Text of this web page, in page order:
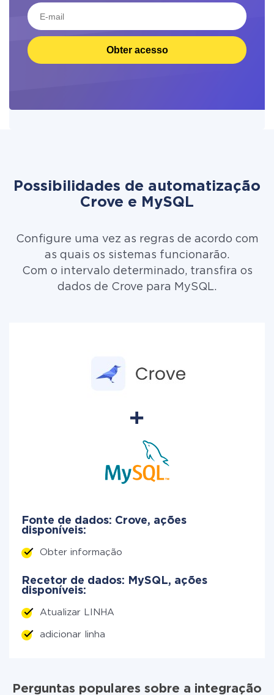
Obter acesso
Possibilidades de automatização
Crove e MySQL
Configure uma vez as regras de acordo com
as quais os sistemas funcionarão.
Com o intervalo determinado, transfira os
dados de Crove para MySQL.
Fonte de dados: Crove, ações
disponíveis:
Obter informação
Recetor de dados: MySQL, ações
disponíveis:
Atualizar LINHA
adicionar linha
Perguntas populares sobre a integração